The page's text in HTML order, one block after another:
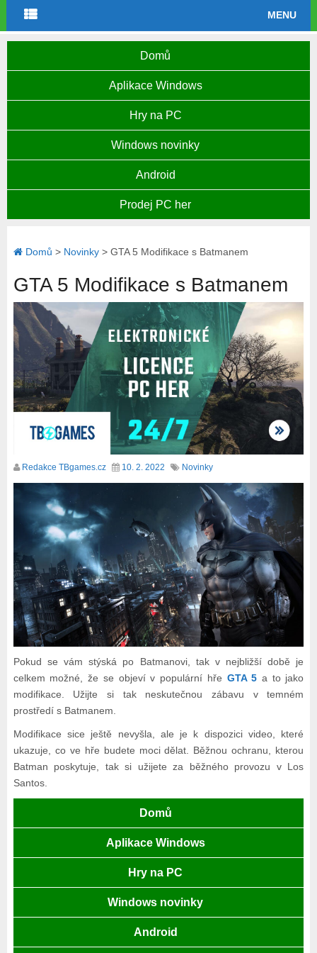
MENU
Domů
Aplikace Windows
Hry na PC
Windows novinky
Android
Prodej PC her
Domů > Novinky> GTA 5 Modifikace s Batmanem
GTA 5 Modifikace s Batmanem
Redakce TBgames.cz 10. 2. 2022 Novinky
Pokud se vám stýská po Batmanovi, tak v nejbližší době je
celkem možné, že se objeví v populární hře GTA 5 a to jako
modifikace. Užijte si tak neskutečnou zábavu v temném
prostředí s Batmanem.
Modifikace sice ještě nevyšla, ale je k dispozici video, které
ukazuje, co ve hře budete moci dělat. Běžnou ochranu, kterou
Batman poskytuje, tak si užijete za běžného provozu v Los
Santos.
Domů
Aplikace Windows
Hry na PC
Windows novinky
Android